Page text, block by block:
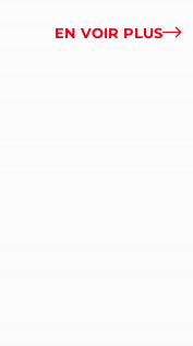
EN VOIR PLUS